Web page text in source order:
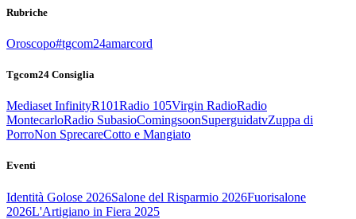
Rubriche
Oroscopo#tgcom24amarcord
Tgcom24 Consiglia
Mediaset InfinityR101Radio 105Virgin RadioRadio
MontecarloRadio SubasioComingsoonSuperguidatvZuppa di
PorroNon SprecareCotto e Mangiato
Eventi
Identità Golose 2026Salone del Risparmio 2026Fuorisalone
2026L'Artigiano in Fiera 2025